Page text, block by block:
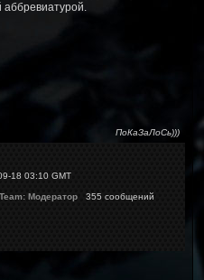
аббревиатурой.
ПоКаЗаЛоСь)))
18 03:10 GMT
Модератор 355 сообщений